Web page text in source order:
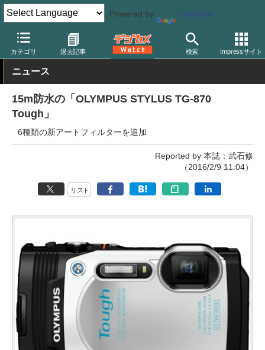
Powered by Translate
カテゴリ 過去記事 検索 Impressサイト
デジカメ Watch カメラ レンズ一体型（コンパクト）カメラ オ
ニュース
15m防水の「OLYMPUS STYLUS TG-870
Tough」
6種類の新アートフィルターを追加
Reported by 本誌：武石修
（2016/2/9 11:04）
リスト